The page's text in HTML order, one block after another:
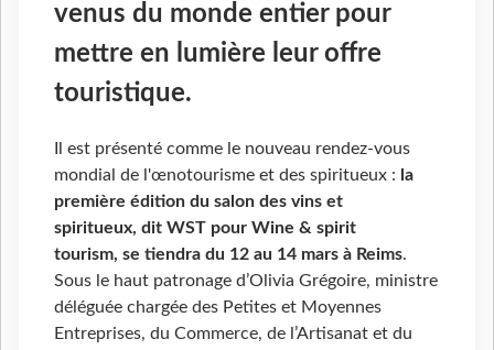
venus du monde entier pour
mettre en lumière leur offre
touristique.
Il est présenté comme le nouveau rendez-vous
mondial de l'œnotourisme et des spiritueux : la
première édition du salon des vins et
spiritueux, dit WST pour Wine & spirit
tourism, se tiendra du 12 au 14 mars à Reims.
Sous le haut patronage d’Olivia Grégoire, ministre
déléguée chargée des Petites et Moyennes
Entreprises, du Commerce, de l’Artisanat et du